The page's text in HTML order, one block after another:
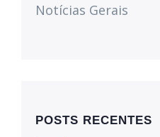
Notícias Gerais
POSTS RECENTES